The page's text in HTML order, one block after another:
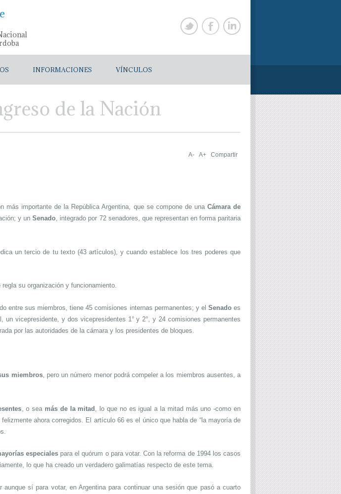
INFORMACIONES VÍNCULOS
de la Nación
A- A+ Compartir
más importante de la República Argentina, que se compone de una Cámara de
y unSenado, integrado por 72 senadores, que representan en forma paritaria
un tercio de tu texto (43 artículos), y cuando establece los tres poderes que
regla su organización y funcionamiento.
entre sus miembros, tiene 45 comisiones internas permanentes; y el Senadoes
vicepresidente, y dos vicepresidentes 1° y 2°, y 24 comisiones permanentes
por las autoridades de la cámara y los presidentes de bloques.
miembros, pero un número menor podrá compeler a los miembros ausentes, a
, o sea más de la mitad , lo que no es igual a la mitad más uno -como en
ahora corregidos. El artículo 66 es el único que habla de “la mayoría de
especialespara el quórum o para votar. Con la reforma de 1994 los casos
lo que ha creado un verdadero galimatías respecto de este tema.
sí para votar, en Argentina para continuar una sesión que pasó a cuarto